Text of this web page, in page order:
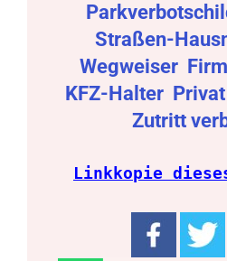
Straßen-
Wegweiser
KFZ-Halter Privat
Zutritt
Linkkopie